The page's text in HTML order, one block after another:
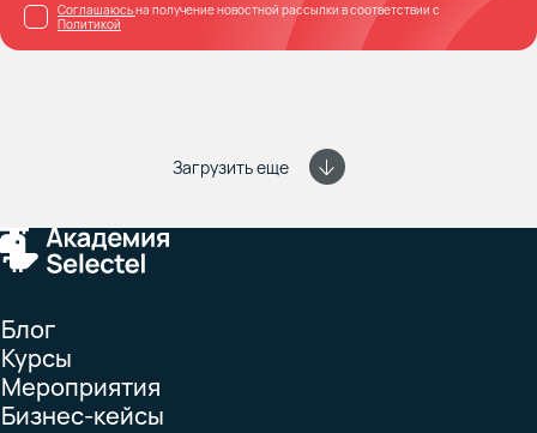
Соглашаюсьна получение новостной рассылки в соответствии с
Политикой
Загрузить еще
Блог
Курсы
Мероприятия
Бизнес-кейсы